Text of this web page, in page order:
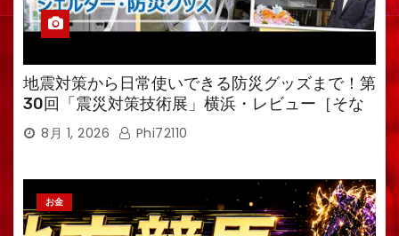
地震対策から日常使いできる防災グッズまで！第
30回「震災対策技術展」横浜・レビュー［そな
えるTV・高荷智也］
8月 1, 2026 Phi72110
お金